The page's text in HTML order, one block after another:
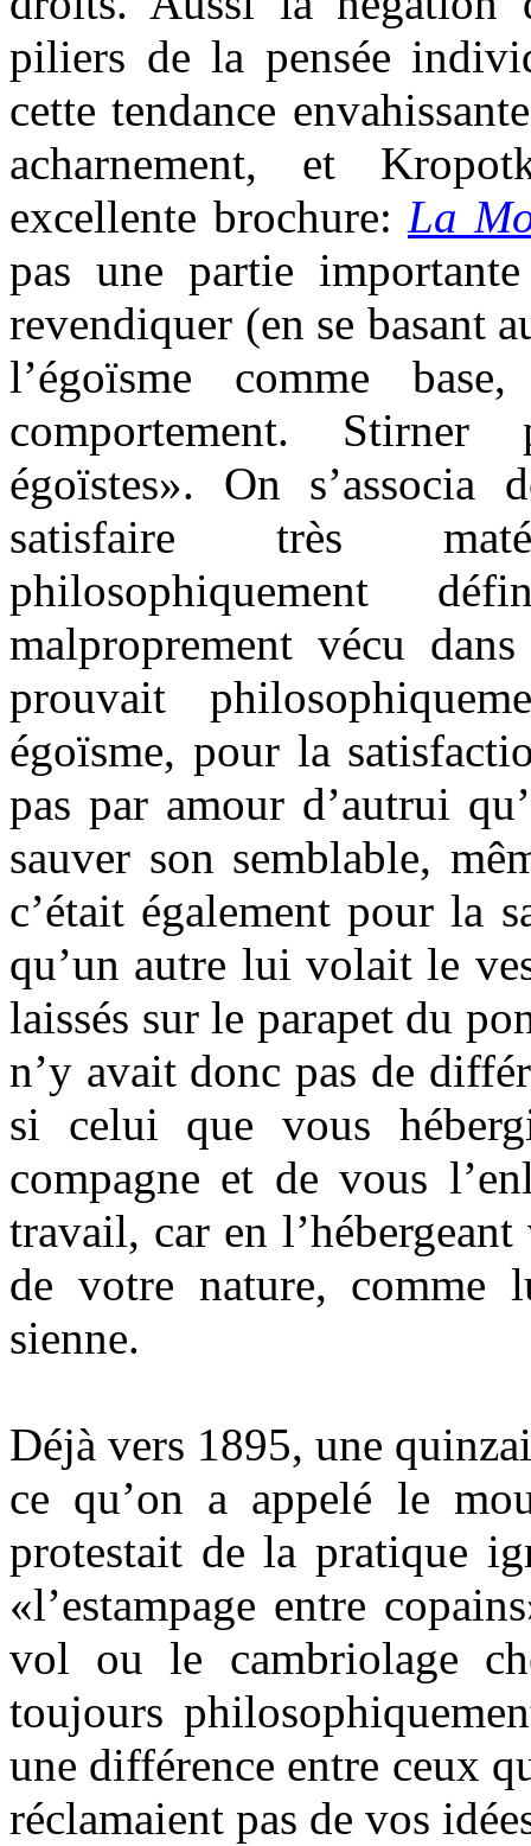
piliers de la pensée
cette tendance
acharnement, et
excellente brochure: La
pas une partie
revendiquer (en se basant
l’égoïsme comme
comportement. Stirner
égoïstes». On s’associa
satisfaire très
philosophiquement
malproprement vécu
prouvait
égoïsme, pour la
pas par amour d’autrui
sauver son semblable,
c’était également pour la
qu’un autre lui volait le
laissés sur le parapet du
n’y avait donc pas de
si celui que vous
compagne et de vous
travail, car en
de votre nature, comme
sienne.
Déjà vers 1895, une
ce qu’on a appelé le
protestait de la pratique
«l’estampage entre
vol ou le cambriolage
toujours
une différence entre ceux
réclamaient pas de vos